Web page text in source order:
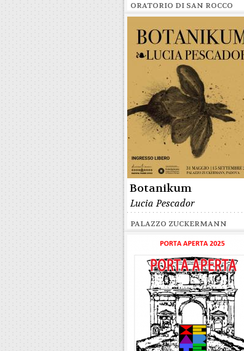
ORATORIO DI SAN ROCCO
Botanikum
Lucia Pescador
PALAZZO ZUCKERMANN